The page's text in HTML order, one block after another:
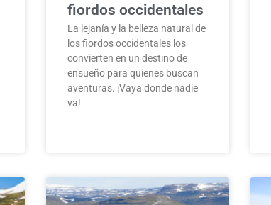
fiordos occidentales
La lejanía y la belleza natural de
los fiordos occidentales los
convierten en un destino de
ensueño para quienes buscan
aventuras. ¡Vaya donde nadie
va!